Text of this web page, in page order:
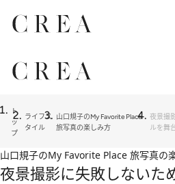
ト
ッ
プ
ライフス
タイル
山口規子のMy Favorite Place
旅写真の楽しみ方
夜景撮
ルを舞
山口規子のMy Favorite Place 旅写真の
夜景撮影に失敗しないた